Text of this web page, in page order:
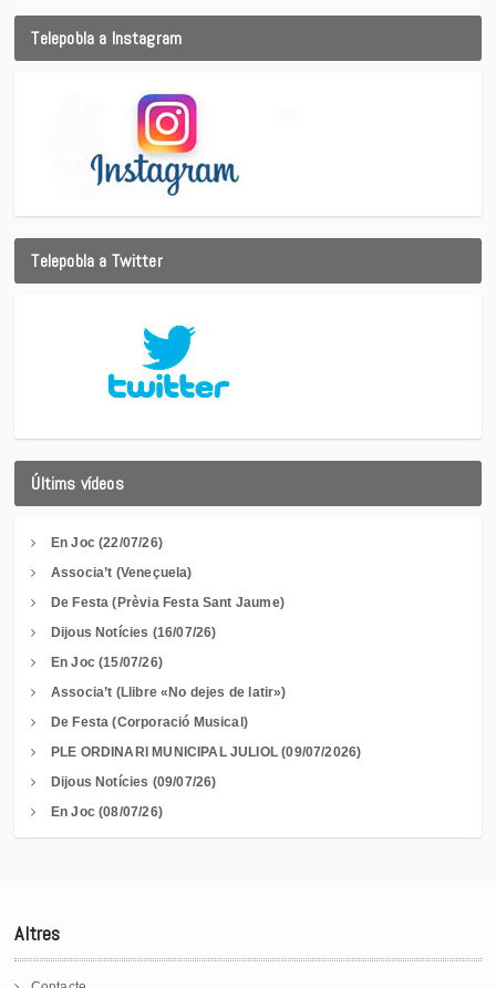
Telepobla a Instagram
Telepobla a Twitter
Últims vídeos
En Joc (22/07/26)
Associa’t (Veneçuela)
De Festa (Prèvia Festa Sant Jaume)
Dijous Notícies (16/07/26)
En Joc (15/07/26)
Associa’t (Llibre «No dejes de latir»)
De Festa (Corporació Musical)
PLE ORDINARI MUNICIPAL JULIOL (09/07/2026)
Dijous Notícies (09/07/26)
En Joc (08/07/26)
Altres